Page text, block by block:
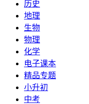
历史
地理
生物
物理
化学
电子课本
精品专题
小升初
中考